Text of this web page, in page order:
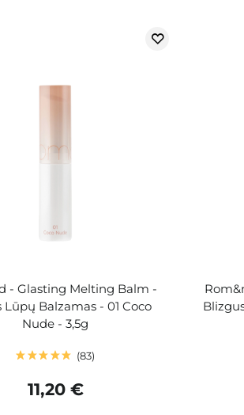
- Glasting Melting Balm -
Lūpų Balzamas - 01 Coco
Nude - 3,5g
83
11,20 €